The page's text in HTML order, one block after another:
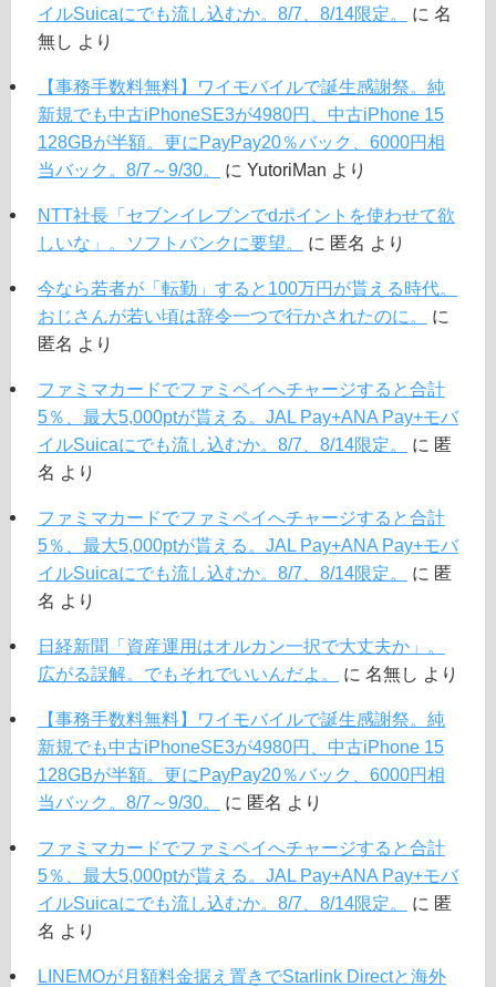
イルSuicaにでも流し込むか。8/7、8/14限定。 に 名
無し より
【事務手数料無料】ワイモバイルで誕生感謝祭。純
新規でも中古iPhoneSE3が4980円、中古iPhone 15
128GBが半額。更にPayPay20％バック、6000円相
当バック。8/7～9/30。
に YutoriMan より
NTT社長「セブンイレブンでdポイントを使わせて欲
しいな」。ソフトバンクに要望。
に 匿名 より
今なら若者が「転勤」すると100万円が貰える時代。
おじさんが若い頃は辞令一つで行かされたのに。
に
匿名 より
ファミマカードでファミペイへチャージすると合計
5％、最大5,000ptが貰える。JAL Pay+ANA Pay+モバ
イルSuicaにでも流し込むか。8/7、8/14限定。
に 匿
名 より
ファミマカードでファミペイへチャージすると合計
5％、最大5,000ptが貰える。JAL Pay+ANA Pay+モバ
イルSuicaにでも流し込むか。8/7、8/14限定。
に 匿
名 より
日経新聞「資産運用はオルカン一択で大丈夫か」。
広がる誤解。でもそれでいいんだよ。
に 名無し より
【事務手数料無料】ワイモバイルで誕生感謝祭。純
新規でも中古iPhoneSE3が4980円、中古iPhone 15
128GBが半額。更にPayPay20％バック、6000円相
当バック。8/7～9/30。
に 匿名 より
ファミマカードでファミペイへチャージすると合計
5％、最大5,000ptが貰える。JAL Pay+ANA Pay+モバ
イルSuicaにでも流し込むか。8/7、8/14限定。
に 匿
名 より
LINEMOが月額料金据え置きでStarlink Directと海外